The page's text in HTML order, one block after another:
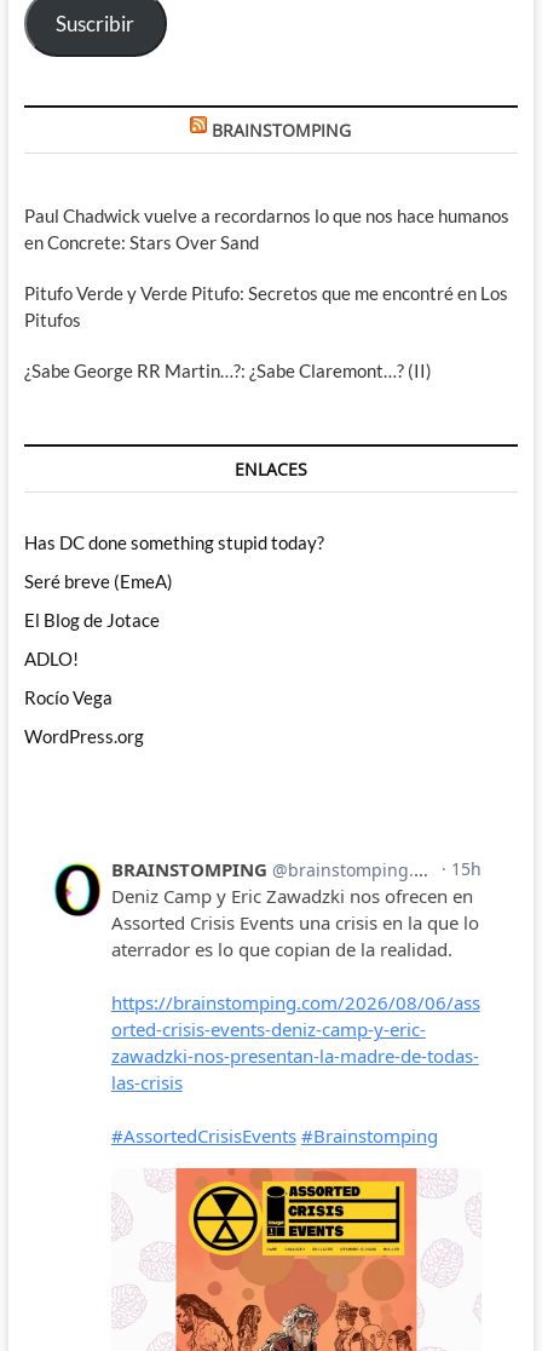
Suscribir
BRAINSTOMPING
Paul Chadwick vuelve a recordarnos lo que nos hace humanos
en Concrete: Stars Over Sand
Pitufo Verde y Verde Pitufo: Secretos que me encontré en Los
Pitufos
¿Sabe George RR Martin…?: ¿Sabe Claremont…? (II)
ENLACES
Has DC done something stupid today?
Seré breve (EmeA)
El Blog de Jotace
ADLO!
Rocío Vega
WordPress.org